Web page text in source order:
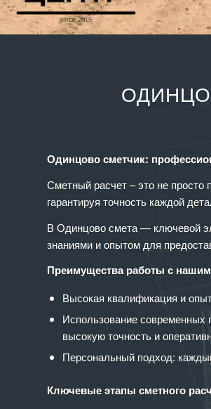
Одинцово сметчик:
Сметный расчет – это не просто
гарантируя точность каждой
В Одинцово смета — ключевой
знаниями и опытом для
Преимущества работы с
Высокая квалификация и
Использование современных
высокую точность и
Персональный подход:
Ключевые этапы сметного